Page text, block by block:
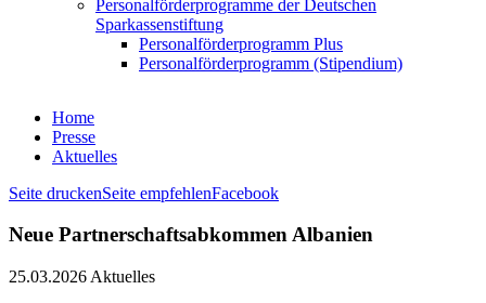
Personalförderprogramme der Deutschen
Sparkassenstiftung
Personalförderprogramm Plus
Personalförderprogramm (Stipendium)
Home
Presse
Aktuelles
Seite druckenSeite empfehlenFacebook
Neue Partnerschaftsabkommen Albanien
25.03.2026 Aktuelles